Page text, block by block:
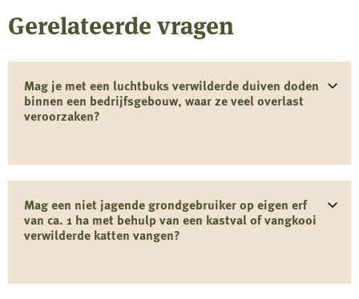
Gerelateerde vragen
Mag je met een luchtbuks verwilderde duiven doden
binnen een bedrijfsgebouw, waar ze veel overlast
veroorzaken?
Mag een niet jagende grondgebruiker op eigen erf
van ca. 1 ha met behulp van een kastval of vangkooi
verwilderde katten vangen?